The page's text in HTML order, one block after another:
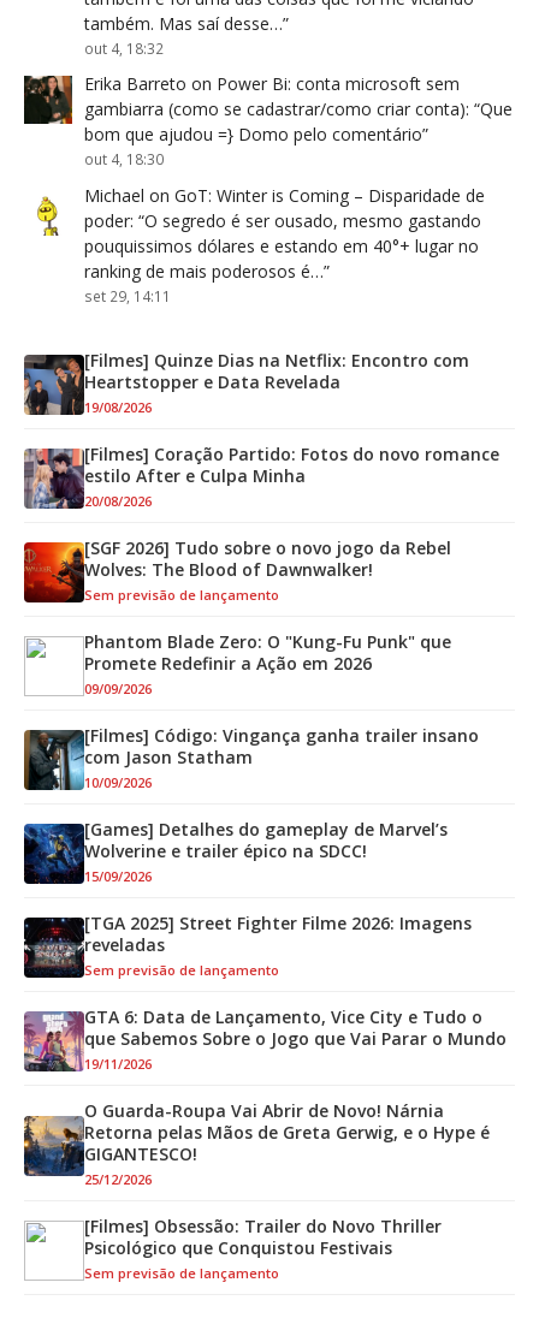
também. Mas saí desse…”
out 4, 18:32
Erika Barreto on Power Bi: conta microsoft sem
gambiarra (como se cadastrar/como criar conta): “Que
bom que ajudou =} Domo pelo comentário”
out 4, 18:30
Michael on GoT: Winter is Coming – Disparidade de
poder: “O segredo é ser ousado, mesmo gastando
pouquissimos dólares e estando em 40°+ lugar no
ranking de mais poderosos é…”
set 29, 14:11
[Filmes] Quinze Dias na Netflix: Encontro com
Heartstopper e Data Revelada
19/08/2026
[Filmes] Coração Partido: Fotos do novo romance
estilo After e Culpa Minha
20/08/2026
[SGF 2026] Tudo sobre o novo jogo da Rebel
Wolves: The Blood of Dawnwalker!
Sem previsão de lançamento
Phantom Blade Zero: O "Kung-Fu Punk" que
Promete Redefinir a Ação em 2026
09/09/2026
[Filmes] Código: Vingança ganha trailer insano
com Jason Statham
10/09/2026
[Games] Detalhes do gameplay de Marvel’s
Wolverine e trailer épico na SDCC!
15/09/2026
[TGA 2025] Street Fighter Filme 2026: Imagens
reveladas
Sem previsão de lançamento
GTA 6: Data de Lançamento, Vice City e Tudo o
que Sabemos Sobre o Jogo que Vai Parar o Mundo
19/11/2026
O Guarda-Roupa Vai Abrir de Novo! Nárnia
Retorna pelas Mãos de Greta Gerwig, e o Hype é
GIGANTESCO!
25/12/2026
[Filmes] Obsessão: Trailer do Novo Thriller
Psicológico que Conquistou Festivais
Sem previsão de lançamento